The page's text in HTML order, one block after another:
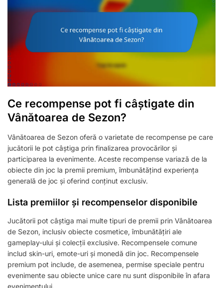
Ce recompense pot fi câștigate din
Vânătoarea de Sezon?
Vânătoarea de Sezon oferă o varietate de recompense pe care
jucătorii le pot câștiga prin finalizarea provocărilor și
participarea la evenimente. Aceste recompense variază de la
obiecte din joc la premii premium, îmbunătățind experiența
generală de joc și oferind conținut exclusiv.
Lista premiilor și recompenselor disponibile
Jucătorii pot câștiga mai multe tipuri de premii prin Vânătoarea
de Sezon, inclusiv obiecte cosmetice, îmbunătățiri ale
gameplay-ului și colecții exclusive. Recompensele comune
includ skin-uri, emote-uri și monedă din joc. Recompensele
premium pot include, de asemenea, permise speciale pentru
evenimente sau obiecte unice care nu sunt disponibile în afara